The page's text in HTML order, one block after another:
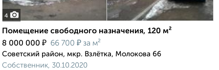
4
Помещение свободного назначения, 120 м²
8 000 000 ₽ 66 700 ₽ за м²
Советский район, мкр. Взлётка, Молокова 66
Собственник, 30.10.2020